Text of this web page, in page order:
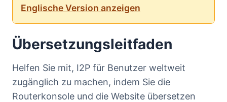
Englische Version anzeigen
Übersetzungsleitfaden
Helfen Sie mit, I2P für Benutzer weltweit
zugänglich zu machen, indem Sie die
Routerkonsole und die Website übersetzen